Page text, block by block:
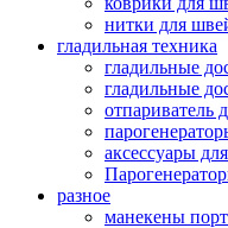
нитки для
гладильная техника
гладильные
гладильные
отпариватель
аксессуары
разное
манекены